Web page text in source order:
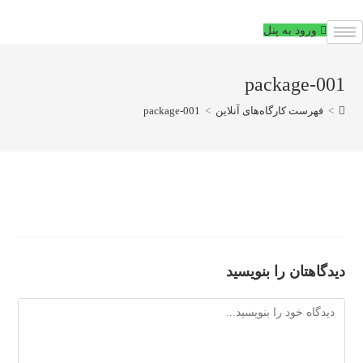
به
ورود به پنل
package-001
> فهرست کارگاه‌های آنلاین >
package-001
دیدگاهتان را بنویسید
دیدگاه